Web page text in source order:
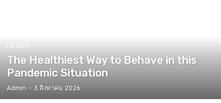
HEALTH
The Healthiest Way to Behave in this
Pandemic Situation
Admin - 3 สิงหาคม 2026